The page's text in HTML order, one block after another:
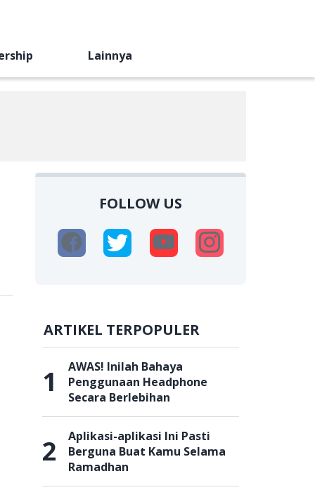
Lainnya
FOLLOW US
ARTIKEL TERPOPULER
1
AWAS! Inilah Bahaya
Penggunaan Headphone
Secara Berlebihan
2
Aplikasi-aplikasi Ini Pasti
Berguna Buat Kamu Selama
Ramadhan